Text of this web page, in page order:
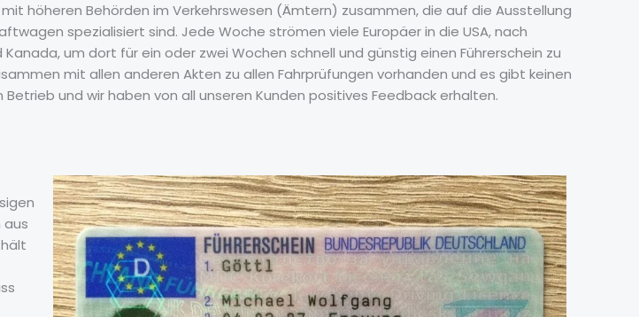
höheren Behörden im Verkehrswesen (Ämtern) zusammen, die auf die Ausstellung
spezialisiert sind. Jede Woche strömen viele Europäer in die USA, nach
um dort für ein oder zwei Wochen schnell und günstig einen Führerschein zu
mit allen anderen Akten zu allen Fahrprüfungen vorhanden und es gibt keinen
und wir haben von all unseren Kunden positives Feedback erhalten.
aus